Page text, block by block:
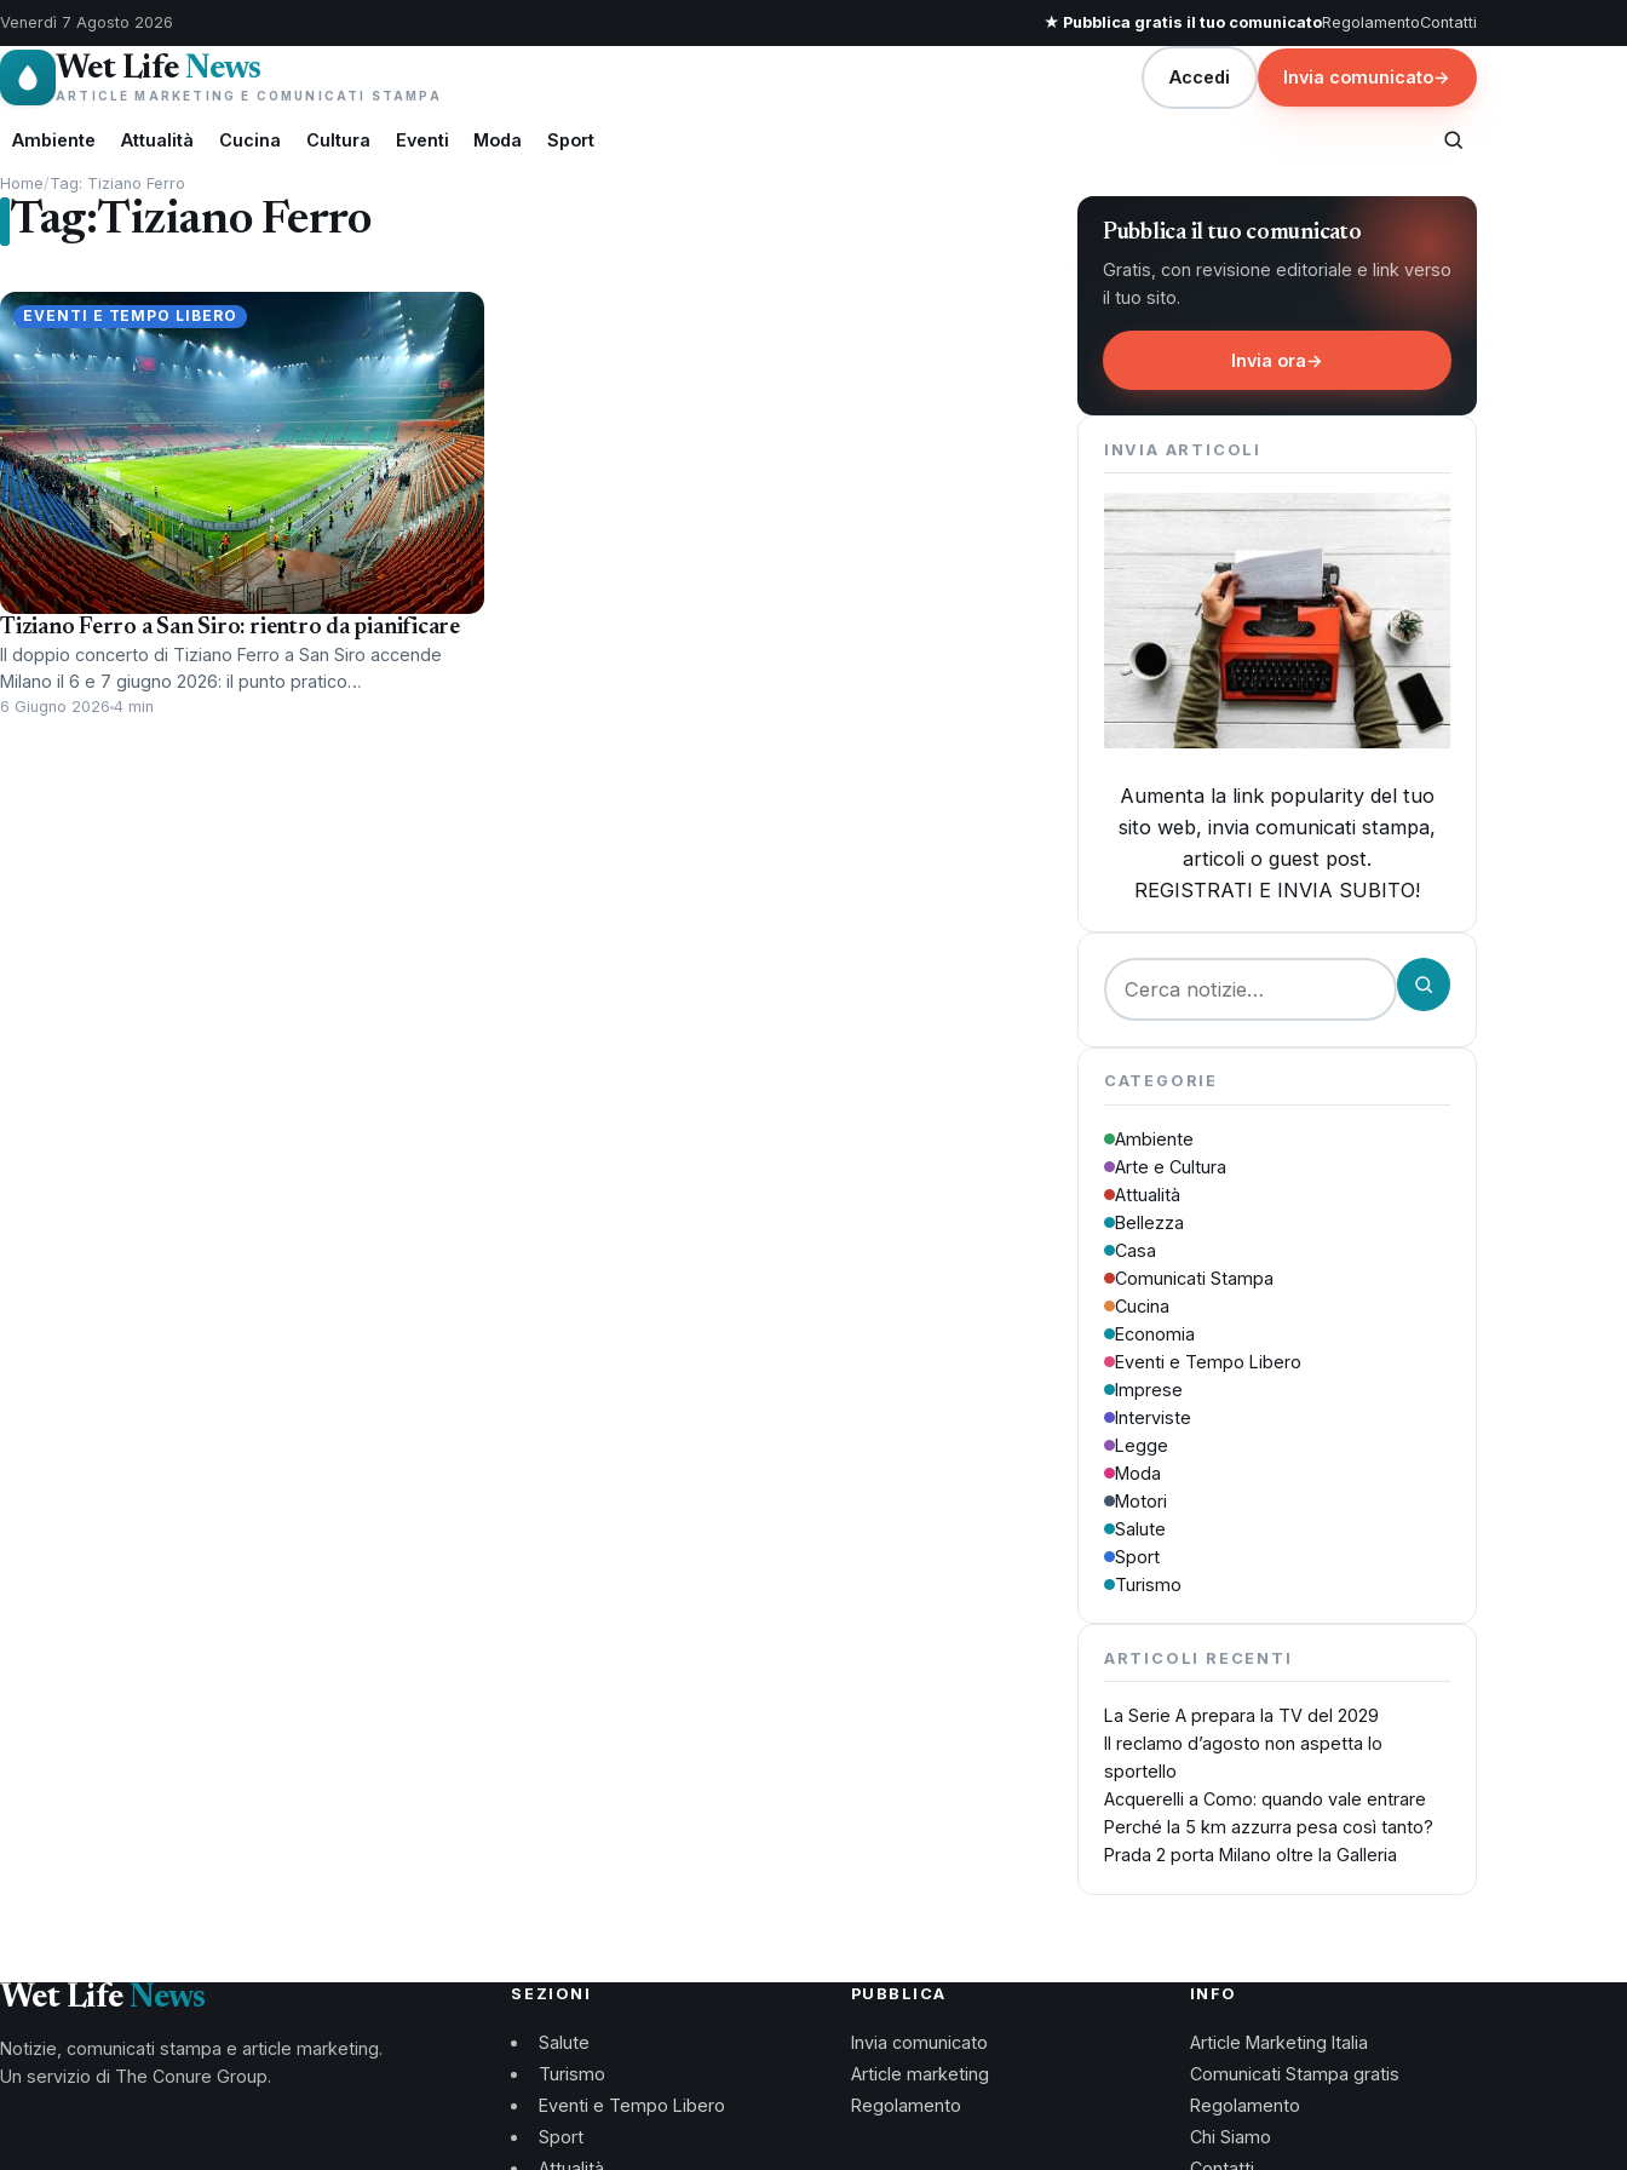
Venerdì 7 Agosto 2026 ★ Pubblica gratis il tuo comunicatoRegolamentoContatti
Wet LifeNews
ARTICLE MARKETING E COMUNICATI STAMPA
Accedi Invia comunicato→
Ambiente Attualità Cucina Cultura Eventi Moda Sport
Home/Tag: Tiziano Ferro
Tag:Tiziano Ferro
EVENTI E TEMPO LIBERO
Tiziano Ferro a San Siro: rientro da pianificare
Il doppio concerto di Tiziano Ferro a San Siro accende
Milano il 6 e 7 giugno 2026: il punto pratico…
6 Giugno 2026 4 min
Pubblica il tuo comunicato
Gratis, con revisione editoriale e link verso
il tuo sito.
Invia ora→
INVIA ARTICOLI
Aumenta la link popularity del tuo
sito web, invia comunicati stampa,
articoli o guest post.
REGISTRATI E INVIA SUBITO!
Cerca:
CATEGORIE
Ambiente
Arte e Cultura
Attualità
Bellezza
Casa
Comunicati Stampa
Cucina
Economia
Eventi e Tempo Libero
Imprese
Interviste
Legge
Moda
Motori
Salute
Sport
Turismo
ARTICOLI RECENTI
La Serie A prepara la TV del 2029
Il reclamo d’agosto non aspetta lo
sportello
Acquerelli a Como: quando vale entrare
Perché la 5 km azzurra pesa così tanto?
Prada 2 porta Milano oltre la Galleria
Wet Life News
Notizie, comunicati stampa e article marketing.
Un servizio di The Conure Group.
SEZIONI
Salute
Turismo
Eventi e Tempo Libero
Sport
PUBBLICA
Invia comunicato
Article marketing
Regolamento
INFO
Article Marketing Italia
Comunicati Stampa gratis
Regolamento
Chi Siamo